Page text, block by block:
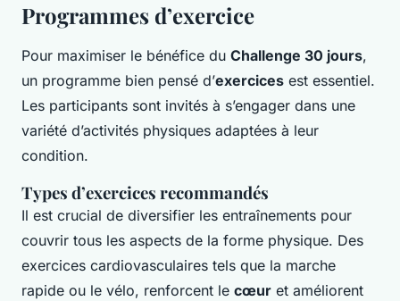
Programmes d’exercice
Pour maximiser le bénéfice du Challenge 30 jours,
un programme bien pensé d’exercices est essentiel.
Les participants sont invités à s’engager dans une
variété d’activités physiques adaptées à leur
condition.
Types d’exercices recommandés
Il est crucial de diversifier les entraînements pour
couvrir tous les aspects de la forme physique. Des
exercices cardiovasculaires tels que la marche
rapide ou le vélo, renforcent le cœur et améliorent